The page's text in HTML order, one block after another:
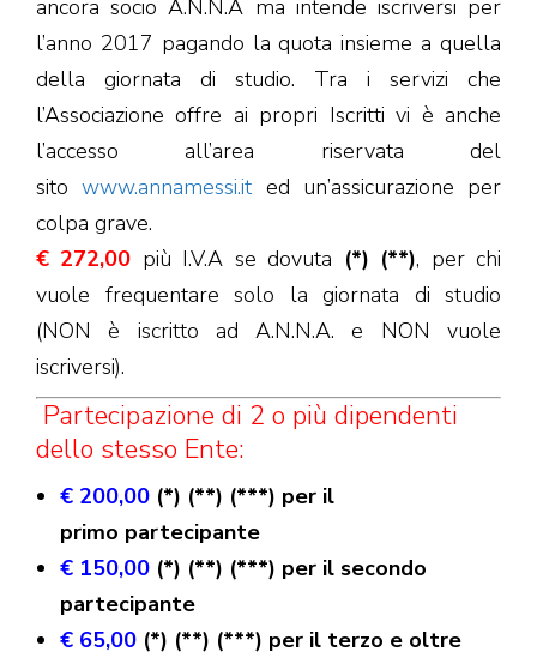
ancora socio A.N.N.A ma intende iscriversi per
l’anno 2017 pagando la quota insieme a quella
della giornata di studio. Tra i servizi che
l’Associazione offre ai propri Iscritti vi è anche
l’accesso all’area riservata del
sitowww.annamessi.it ed un’assicurazione per
colpa grave.
€ 272,00 più I.V.A se dovuta (*) (**), per chi
vuole frequentare solo la giornata di studio
(NON è iscritto ad A.N.N.A. e NON vuole
iscriversi).
Partecipazione di 2 o più dipendenti
dello stesso Ente:
€ 200,00 (*) (**) (***) per il
primo partecipante
€ 150,00 (*) (**) (***) per il secondo
partecipante
€ 65,00 (*) (**) (***) per il terzo e oltre